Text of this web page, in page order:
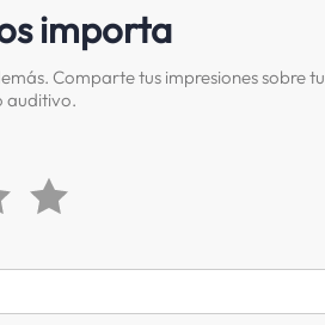
importa
Comparte tus impresiones sobre tu
auditivo.